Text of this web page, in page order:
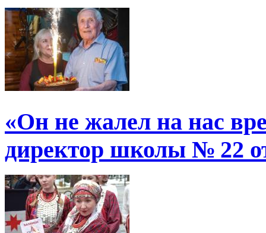
«Он не жалел на нас
директор школы № 22